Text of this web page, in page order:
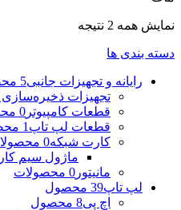
نمایش همه 2 نتیجه
دسته بندی ها
رایانه و تجهیزات جانبی5 محصول
تجهیزات
قطعات کامپیوتر 0 محصولات
قطعات لپ تاپ 1 محصولات
کارت شبکه0 محصولات
ماژول سیم
مانیتور 0 محصولات
لپ تاپ39 محصول
اچ پی8 محصول